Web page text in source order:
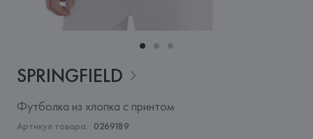
SPRINGFIELD
Футболка из хлопка с принтом
Артикул товара: 0269189